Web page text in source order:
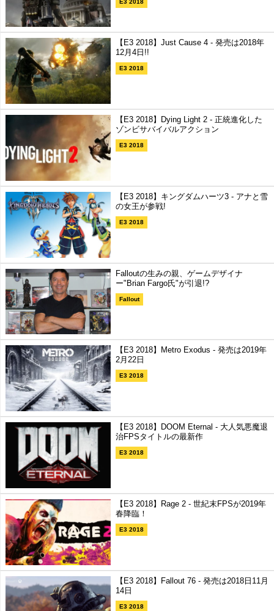
【E3 2018】Just Cause 4 - 発売は2018年
12月4日!!
E3 2018
【E3 2018】Dying Light 2 - 正統進化した
ゾンビサバイバルアクション
E3 2018
【E3 2018】キングダムハーツ3 - アナと雪
の女王が参戦!
E3 2018
Falloutの生みの親、ゲームデザイナ
ー"Brian Fargo氏"が引退!?
Fallout
【E3 2018】Metro Exodus - 発売は2019年
2月22日
E3 2018
【E3 2018】DOOM Eternal - 大人気悪魔退
治FPSタイトルの最新作
E3 2018
【E3 2018】Rage 2 - 世紀末FPSが2019年
春降臨！
E3 2018
【E3 2018】Fallout 76 - 発売は2018日11月
14日
E3 2018